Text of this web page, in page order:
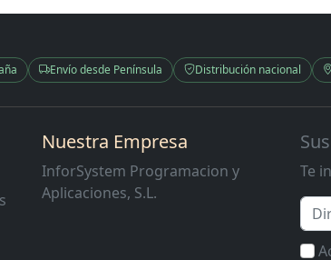
Envío desde Península Distribución nacional
Nuestra Empresa
InforSystem Programacion y
Aplicaciones, S.L.
Te